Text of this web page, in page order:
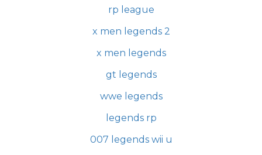
rp league
x men legends 2
x men legends
gt legends
wwe legends
legends rp
007 legends wii u